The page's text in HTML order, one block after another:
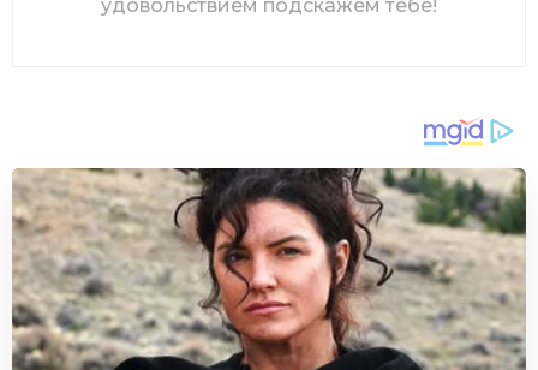
удовольствием подскажем тебе!